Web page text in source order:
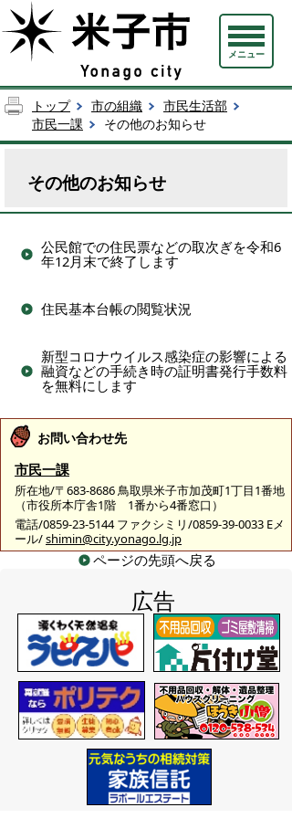
メニュー
トップ 市の組織
市民生活部
市民一課
その他のお知らせ
その他のお知らせ
公民館での住民票などの取次ぎを令和6
年12月末で終了します
住民基本台帳の閲覧状況
新型コロナウイルス感染症の影響による
融資などの手続き時の証明書発行手数料
を無料にします
お問い合わせ先
市民一課
所在地/〒683-8686 鳥取県米子市加茂町1丁目1番地
（市役所本庁舎1階 1番から4番窓口）
電話/0859-23-5144 ファクシミリ/0859-39-0033 Eメ
ール/shimin@city.yonago.lg.jp
ページの先頭へ戻る
広告